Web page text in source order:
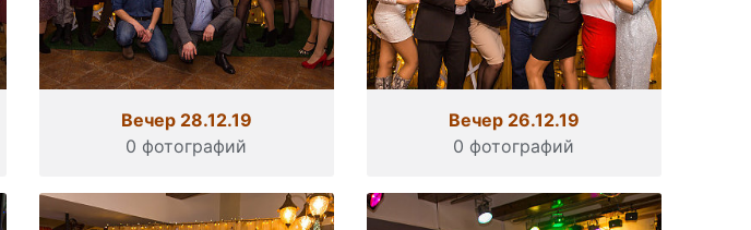
Вечер 28.12.19
0 фотографий
Вечер 26.12.19
0 фотографий